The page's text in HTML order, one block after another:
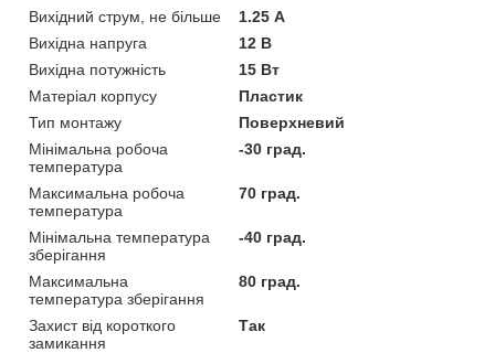
Вихідний струм, не більше
1.25 А
Вихідна напруга
12 В
Вихідна потужність
15 Вт
Матеріал корпусу
Пластик
Тип монтажу
Поверхневий
Мінімальна робоча
температура
-30 град.
Максимальна робоча
температура
70 град.
Мінімальна температура
зберігання
-40 град.
Максимальна
температура зберігання
80 град.
Захист від короткого
замикання
Так